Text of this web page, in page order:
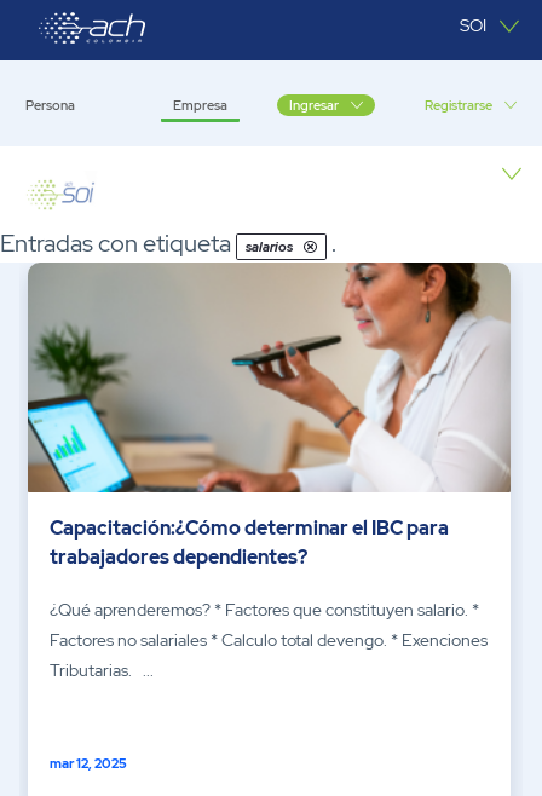
Saltar al contenido principal SOI
Persona Empresa Ingresar Registrarse
Empresa
Entradas con etiqueta salarios .
Capacitación:¿Cómo determinar el IBC para
trabajadores dependientes?
¿Qué aprenderemos? * Factores que constituyen salario. *
Factores no salariales * Calculo total devengo. * Exenciones
Tributarias. ...
mar 12, 2025